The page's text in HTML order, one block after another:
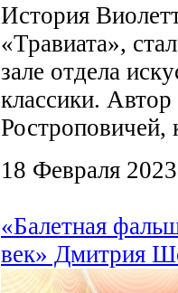
История
«Травиата»,
зале отдела
классики.
Ростроповичей,
18 Февраля 2023
«Балетная
век» Дмитрия